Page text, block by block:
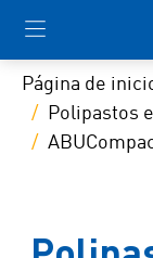
Página de
Polipastos